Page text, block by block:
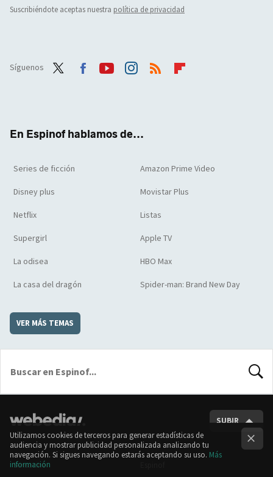
Suscribiéndote aceptas nuestra política de privacidad
Síguenos
En Espinof hablamos de...
Series de ficción Amazon Prime Video
Disney plus Movistar Plus
Netflix Listas
Supergirl Apple TV
La odisea HBO Max
La casa del dragón Spider-man: Brand New Day
VER MÁS TEMAS
SUBIR
Sensacine
Utilizamos cookies de terceros para generar estadísticas de
audiencia y mostrar publicidad personalizada analizando tu
navegación. Si sigues navegando estarás aceptando su uso. Más
información